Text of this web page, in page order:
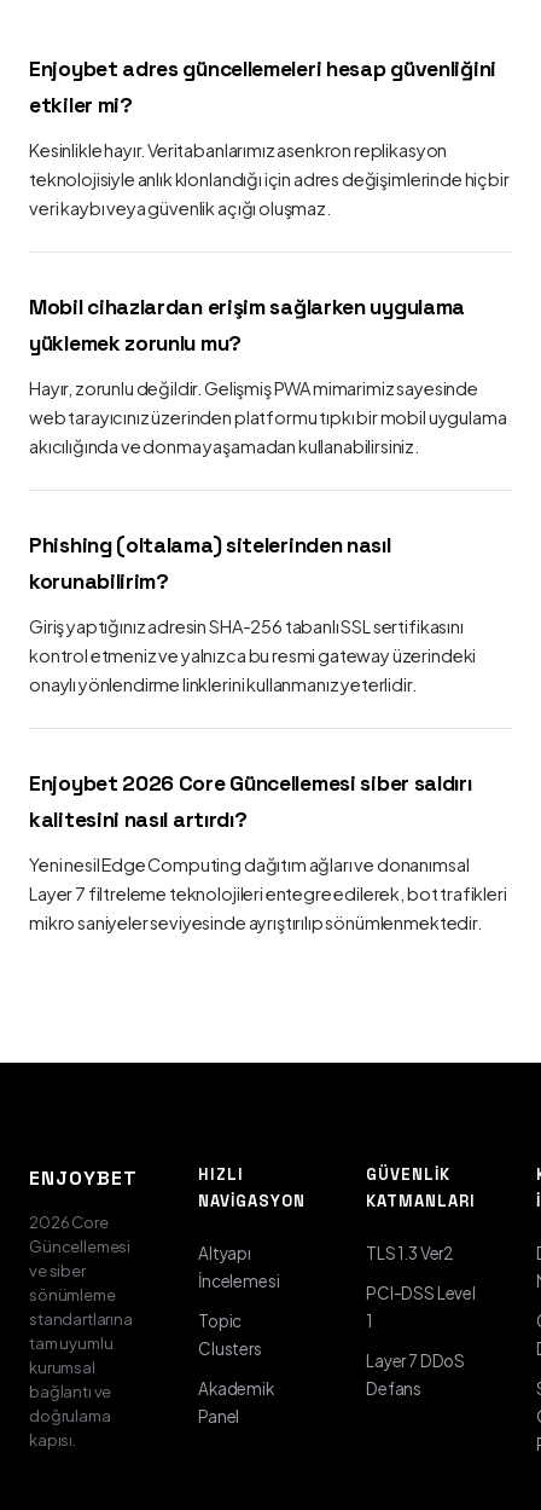
Enjoybet adres güncellemeleri hesap güvenliğini
etkiler mi?
Kesinlikle hayır. Veritabanlarımız asenkron replikasyon
teknolojisiyle anlık klonlandığı için adres değişimlerinde hiçbir
veri kaybı veya güvenlik açığı oluşmaz.
Mobil cihazlardan erişim sağlarken uygulama
yüklemek zorunlu mu?
Hayır, zorunlu değildir. Gelişmiş PWA mimarimiz sayesinde
web tarayıcınız üzerinden platformu tıpkı bir mobil uygulama
akıcılığında ve donma yaşamadan kullanabilirsiniz.
Phishing (oltalama) sitelerinden nasıl
korunabilirim?
Giriş yaptığınız adresin SHA-256 tabanlı SSL sertifikasını
kontrol etmeniz ve yalnızca bu resmi gateway üzerindeki
onaylı yönlendirme linklerini kullanmanız yeterlidir.
Enjoybet 2026 Core Güncellemesi siber saldırı
kalitesini nasıl artırdı?
Yeni nesil Edge Computing dağıtım ağları ve donanımsal
Layer 7 filtreleme teknolojileri entegre edilerek, bot trafikleri
mikro saniyeler seviyesinde ayrıştırılıp sönümlenmektedir.
ENJOYBET
2026 Core
Güncellemesi
ve siber
sönümleme
standartlarına
tam uyumlu
kurumsal
bağlantı ve
doğrulama
kapısı.
HIZLI
NAVIGASYON
Altyapı
İncelemesi
Topic
Clusters
Akademik
Panel
GÜVENLIK
KATMANLARI
TLS 1.3 Ver2
PCI-DSS Level
1
Layer 7 DDoS
Defans